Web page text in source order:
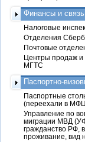
Финансы и связь
Налоговые
Отделения
Почтовые
Центры продаж и
МГТС
Паспортно-
Паспортные
(переехали в
Управление по
миграции МВД
гражданство РФ,
проживание, вид